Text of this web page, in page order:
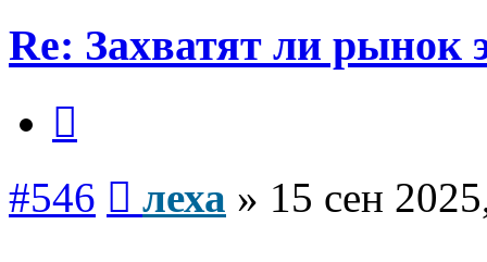
Re: Захватят ли рынок
#546 леха » 15 сен